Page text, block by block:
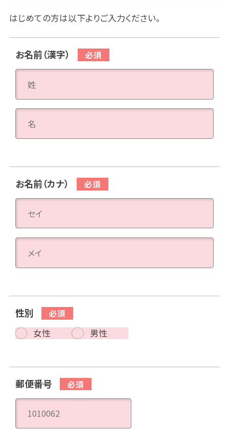
はじめての方は以下よりご入力ください。
お名前（漢字）
お名前（カナ）
性別
女性 男性
郵便番号